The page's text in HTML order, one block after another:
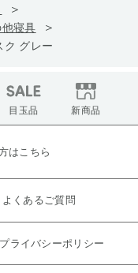
他寝具
ク グレー
目玉品 新商品
はこちら
よくあるご質問
プライバシーポリシー